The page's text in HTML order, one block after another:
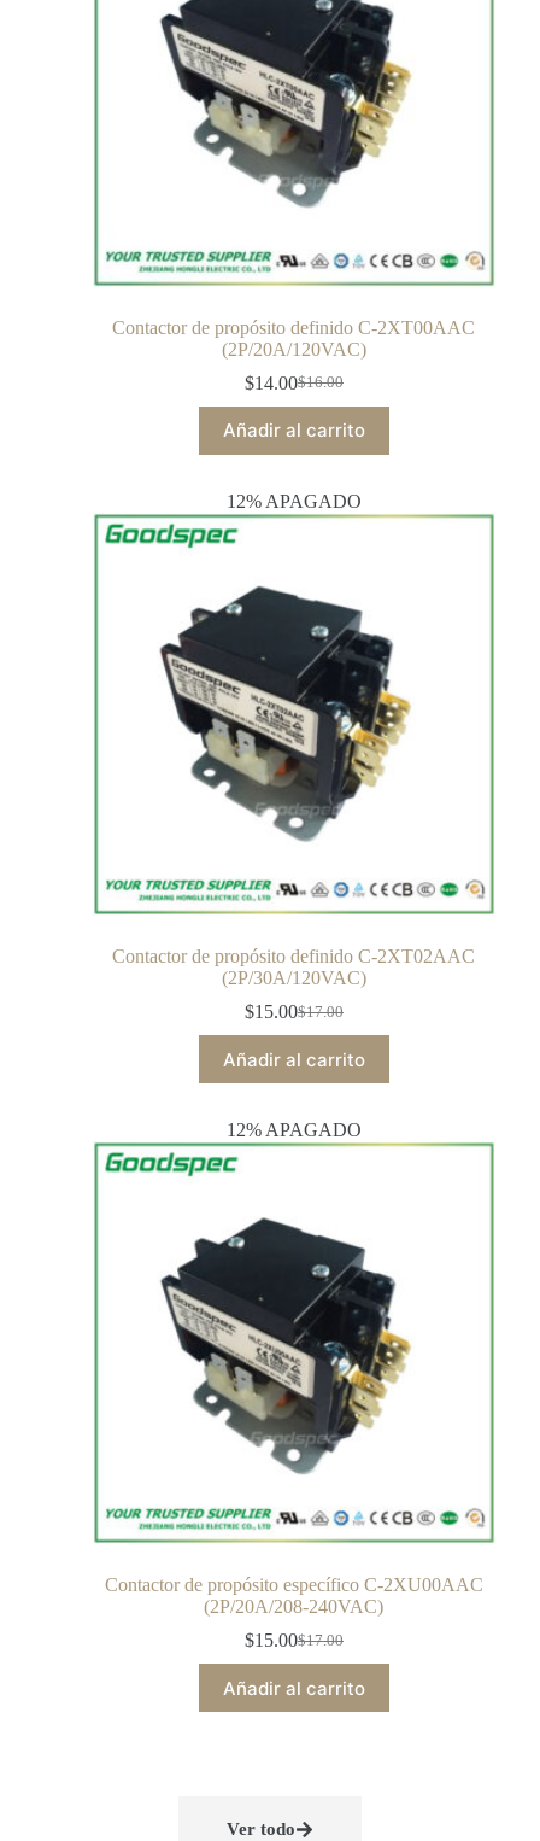
Contactor de propósito definido C-2XT00AAC
(2P/20A/120VAC)
$16.00
$14.00
Añadir al carrito
12% APAGADO
Contactor de propósito definido C-2XT02AAC
(2P/30A/120VAC)
$17.00
$15.00
Añadir al carrito
12% APAGADO
Contactor de propósito específico C-2XU00AAC
(2P/20A/208-240VAC)
$17.00
$15.00
Añadir al carrito
Ver todo